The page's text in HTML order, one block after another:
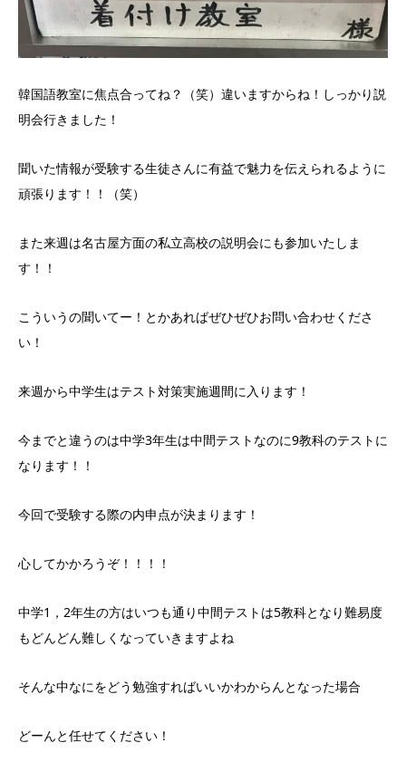
韓国語教室に焦点合ってね？（笑）違いますからね！しっかり説
明会行きました！
聞いた情報が受験する生徒さんに有益で魅力を伝えられるように
頑張ります！！（笑）
また来週は名古屋方面の私立高校の説明会にも参加いたしま
す！！
こういうの聞いてー！とかあればぜひぜひお問い合わせくださ
い！
来週から中学生はテスト対策実施週間に入ります！
今までと違うのは中学3年生は中間テストなのに9教科のテストに
なります！！
今回で受験する際の内申点が決まります！
心してかかろうぞ！！！！
中学1，2年生の方はいつも通り中間テストは5教科となり難易度
もどんどん難しくなっていきますよね
そんな中なにをどう勉強すればいいかわからんとなった場合
どーんと任せてください！